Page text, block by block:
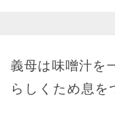
義母は味噌汁を
らしくため息を